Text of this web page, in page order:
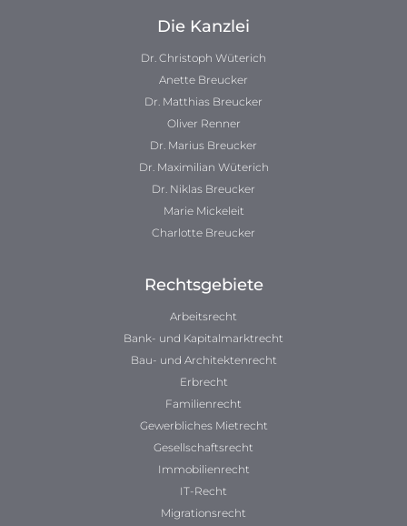
Die Kanzlei
Dr. Christoph Wüterich
Anette Breucker
Dr. Matthias Breucker
Oliver Renner
Dr. Marius Breucker
Dr. Maximilian Wüterich
Dr. Niklas Breucker
Marie Mickeleit
Charlotte Breucker
Rechtsgebiete
Arbeitsrecht
Bank- und Kapitalmarktrecht
Bau- und Architektenrecht
Erbrecht
Familienrecht
Gewerbliches Mietrecht
Gesellschaftsrecht
Immobilienrecht
IT-Recht
Migrationsrecht